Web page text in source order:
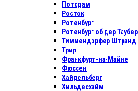
Потсдам
Росток
Ротенбург
Ротенбург об дер Таубер
Тиммендорфер Штранд
Трир
Франкфурт-на-Майне
Фюссен
Хайдельберг
Хильдесхайм